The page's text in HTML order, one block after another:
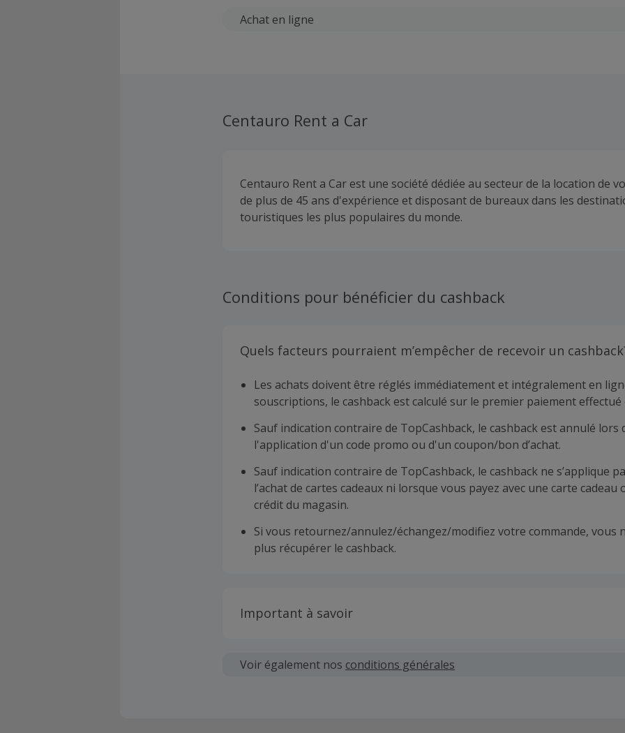
Achat en ligne
Centauro Rent a Car
Centauro Rent a Car est une société dédiée au secteur de la location de
de plus de 45 ans d'expérience et disposant de bureaux dans les
touristiques les plus populaires du monde.
Conditions pour bénéficier du cashback
Quels facteurs pourraient m’empêcher de recevoir un
Les achats doivent être réglés immédiatement et intégralement en
souscriptions, le cashback est calculé sur le premier paiement effectué
Sauf indication contraire de TopCashback, le cashback est annulé lors
l'application d'un code promo ou d'un coupon/bon d’achat.
Sauf indication contraire de TopCashback, le cashback ne s’applique
l’achat de cartes cadeaux ni lorsque vous payez avec une carte cadeau
crédit du magasin.
Si vous retournez/annulez/échangez/modifiez votre commande, vous
plus récupérer le cashback.
Important à savoir
soumises au plus tard dans les 100 jours qui suivent la date d'achat.
Voir également nos conditions générales